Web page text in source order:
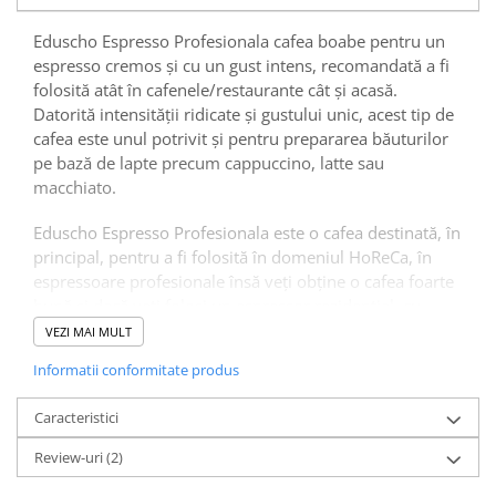
Eduscho Espresso Profesionala cafea boabe pentru un
espresso cremos și cu un gust intens, recomandată a fi
folosită atât în cafenele/restaurante cât și acasă.
Datorită intensității ridicate și gustului unic, acest tip de
cafea este unul potrivit și pentru prepararea băuturilor
pe bază de lapte precum cappuccino, latte sau
macchiato.
Eduscho Espresso Profesionala este o cafea destinată, în
principal, pentru a fi folosită în domeniul HoReCa, în
espressoare profesionale însă veți obține o cafea foarte
râșniță încorporată.
Boabele de cafea Eduscho Espresso sunt special prăjite
pentru a obține un espresso cu o cremă perfectă, un
gust intens și o aroma bogată. Acest tip de cafea este un
blend de top, cu boabe de cafea atent selecționate și
prăjite astfel încât să își păstreze aroma pentru un timp
VEZI MAI MULT
Informatii conformitate produs
Caracteristici
Review-uri(2)